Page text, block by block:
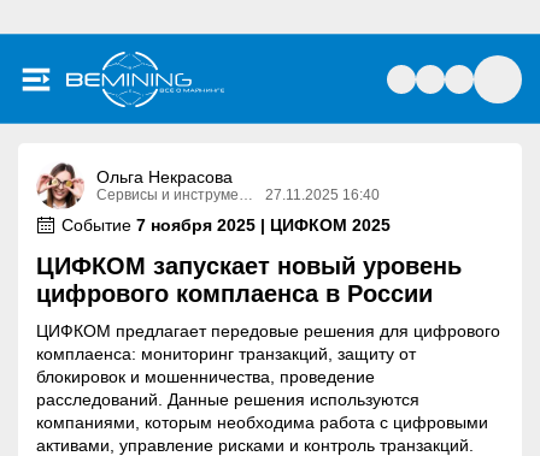
Ольга Некрасова
Сервисы и инструменты 27.11.2025 16:40
Событие 7 ноября 2025 | ЦИФКОМ 2025
ЦИФКОМ запускает новый уровень
цифрового комплаенса в России
ЦИФКОМ предлагает передовые решения для цифрового
комплаенса: мониторинг транзакций, защиту от
блокировок и мошенничества, проведение
расследований. Данные решения используются
компаниями, которым необходима работа с цифровыми
активами, управление рисками и контроль транзакций.